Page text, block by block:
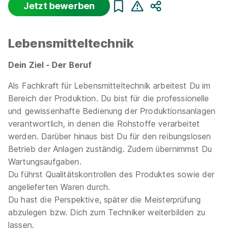
Sortierung Beginn Schulabschluss
Infos zum Beruf Fachkraft für
3 Ausbildungsplätze
Auszubildende Fachkraft für
Lebensmitteltechnik (m/w/d)
GmbH - Werk Wasa
01.08.2026
29227 Celle
Jetzt bewerben
Lebensmitteltechnik
Dein Ziel - Der Beruf
Als Fachkraft für Lebensmitteltechnik arbeitest Du im
Bereich der Produktion. Du bist für die professionelle
und gewissenhafte Bedienung der Produktionsanlagen
verantwortlich, in denen die Rohstoffe verarbeitet
werden. Darüber hinaus bist Du für den reibungslosen
Betrieb der Anlagen zuständig. Zudem übernimmst Du
Wartungsaufgaben.
Du führst Qualitätskontrollen des Produktes sowie der
angelieferten Waren durch.
Du hast die Perspektive, später die Meisterprüfung
abzulegen bzw. Dich zum Techniker weiterbilden zu
lassen.